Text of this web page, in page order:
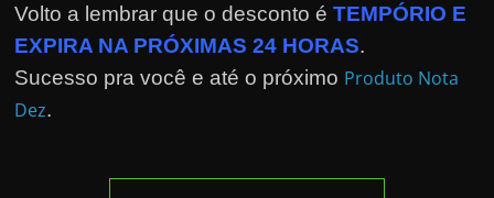
Volto a lembrar que o desconto éTEMPÓRIO E
EXPIRA NA PRÓXIMAS 24 HORAS.
Sucesso pra você e até o próximo Produto Nota
Dez.